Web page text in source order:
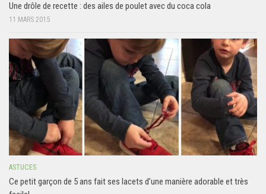
Une drôle de recette : des ailes de poulet avec du coca cola
11 MARS 2015
ASTUCES
Ce petit garçon de 5 ans fait ses lacets d’une manière adorable et très